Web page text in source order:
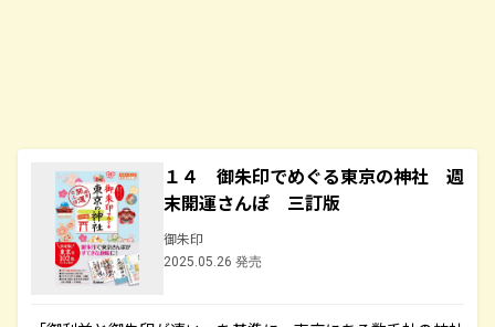
１４ 御朱印でめぐる東京の神社 週
末開運さんぽ 三訂版
御朱印
2025.05.26 発売